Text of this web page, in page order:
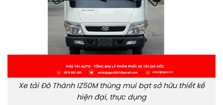
Xe tải Đô Thành IZ50M thùng mui bạt sở hữu thiết kế
hiện đại, thực dụng